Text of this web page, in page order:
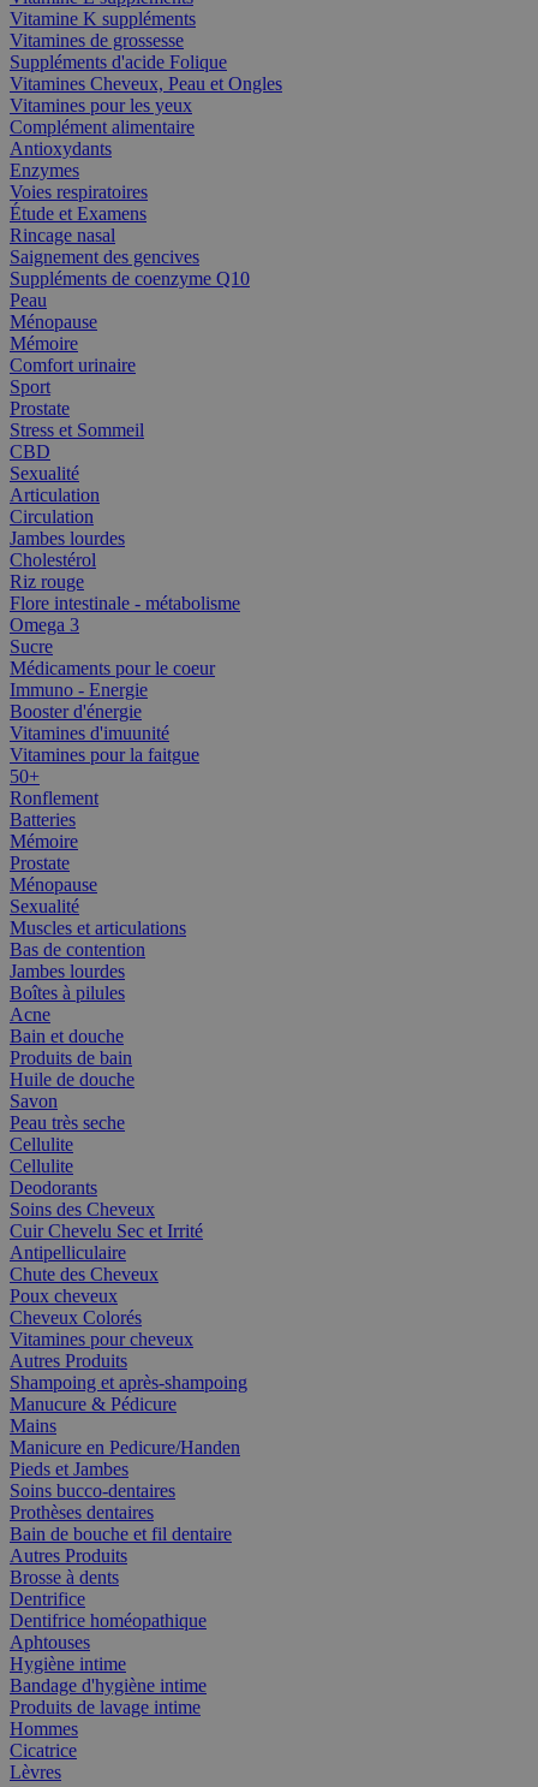
Vitamine K suppléments
Vitamines de grossesse
Suppléments d'acide Folique
Vitamines Cheveux, Peau et Ongles
Vitamines pour les yeux
Complément alimentaire
Antioxydants
Enzymes
Voies respiratoires
Étude et Examens
Rincage nasal
Saignement des gencives
Suppléments de coenzyme Q10
Peau
Ménopause
Mémoire
Comfort urinaire
Sport
Prostate
Stress et Sommeil
CBD
Sexualité
Articulation
Circulation
Jambes lourdes
Cholestérol
Riz rouge
Flore intestinale - métabolisme
Omega 3
Sucre
Médicaments pour le coeur
Immuno - Energie
Booster d'énergie
Vitamines d'imuunité
Vitamines pour la faitgue
50+
Ronflement
Batteries
Mémoire
Prostate
Ménopause
Sexualité
Muscles et articulations
Bas de contention
Jambes lourdes
Boîtes à pilules
Acne
Bain et douche
Produits de bain
Huile de douche
Savon
Peau très seche
Cellulite
Cellulite
Deodorants
Soins des Cheveux
Cuir Chevelu Sec et Irrité
Antipelliculaire
Chute des Cheveux
Poux cheveux
Cheveux Colorés
Vitamines pour cheveux
Autres Produits
Shampoing et après-shampoing
Manucure & Pédicure
Mains
Manicure en Pedicure/Handen
Pieds et Jambes
Soins bucco-dentaires
Prothèses dentaires
Bain de bouche et fil dentaire
Autres Produits
Brosse à dents
Dentrifice
Dentifrice homéopathique
Aphtouses
Hygiène intime
Bandage d'hygiène intime
Produits de lavage intime
Hommes
Cicatrice
Lèvres